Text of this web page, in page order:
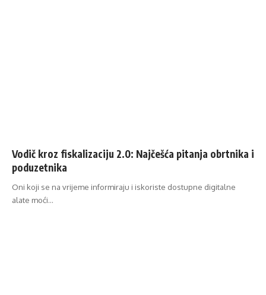
Vodič kroz fiskalizaciju 2.0: Najčešća pitanja obrtnika i
poduzetnika
Oni koji se na vrijeme informiraju i iskoriste dostupne digitalne
alate moći…